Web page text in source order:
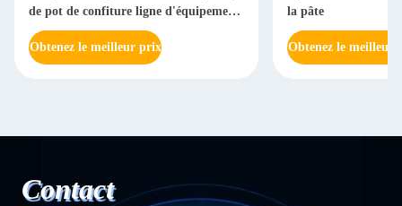
de pot de confiture ligne d'équipement
automatique
Obtenez le meilleur prix
la pâte
Obtenez le meilleur
Contact